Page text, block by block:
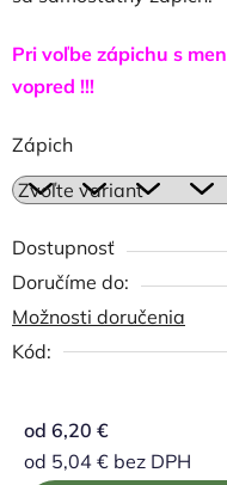
Pri voľbe zápichu s
vopred !!!
Zápich
Dostupnosť
Možnosti doručenia
Kód:
od 6,20 €
od 5,04 € bez DPH